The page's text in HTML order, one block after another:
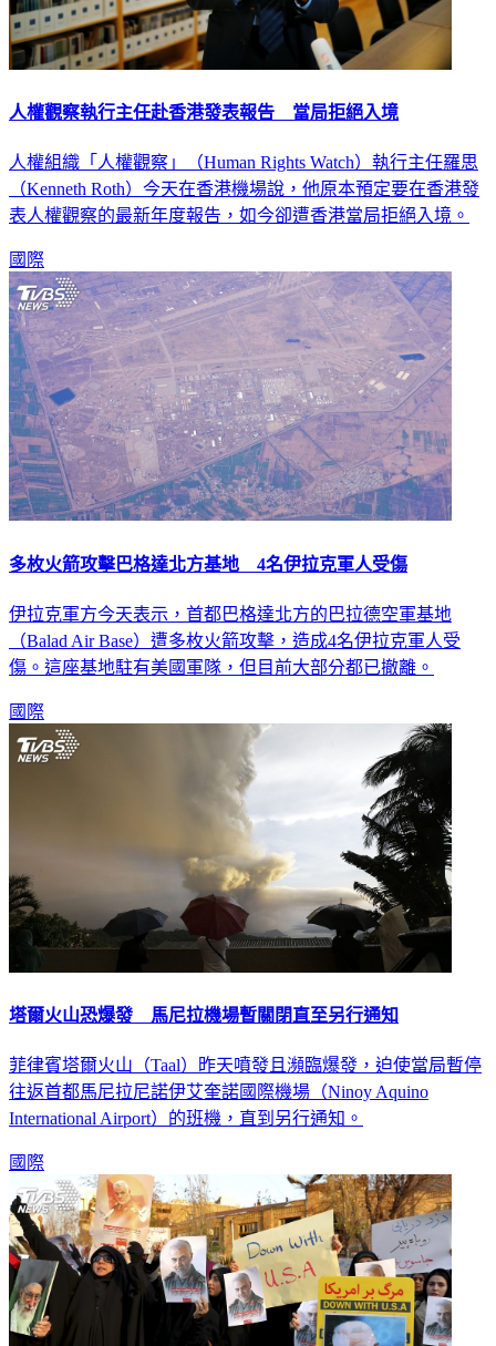
人權觀察執行主任赴香港發表報告 當局拒絕入境
人權組織「人權觀察」（Human Rights Watch）執行主任羅思
（Kenneth Roth）今天在香港機場說，他原本預定要在香港發
表人權觀察的最新年度報告，如今卻遭香港當局拒絕入境。
國際
多枚火箭攻擊巴格達北方基地 4名伊拉克軍人受傷
伊拉克軍方今天表示，首都巴格達北方的巴拉德空軍基地
（Balad Air Base）遭多枚火箭攻擊，造成4名伊拉克軍人受
傷。這座基地駐有美國軍隊，但目前大部分都已撤離。
國際
塔爾火山恐爆發 馬尼拉機場暫關閉直至另行通知
菲律賓塔爾火山（Taal）昨天噴發且瀕臨爆發，迫使當局暫停
往返首都馬尼拉尼諾伊艾奎諾國際機場（Ninoy Aquino
International Airport）的班機，直到另行通知。
國際